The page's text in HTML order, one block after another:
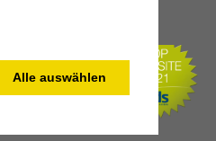
Alle auswählen